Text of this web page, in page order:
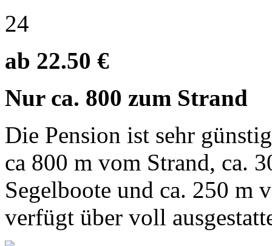
24
ab 22.50 €
Nur ca. 800 zum Strand
Die Pension ist sehr
ca 800 m vom Strand, ca.
Segelboote und ca. 250 m
verfügt über voll